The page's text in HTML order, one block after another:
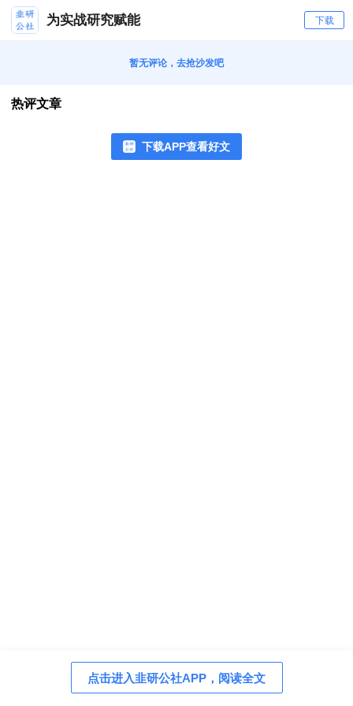
为实战研究赋能 下载
暂无评论，去抢沙发吧
热评文章
下载APP查看好文
点击进入韭研公社APP，阅读全文